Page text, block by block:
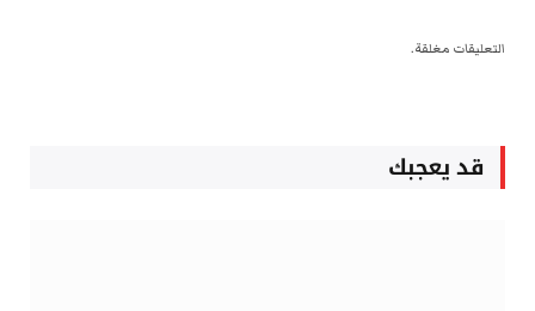
التعليقات مغلقة.
قد يعجبك